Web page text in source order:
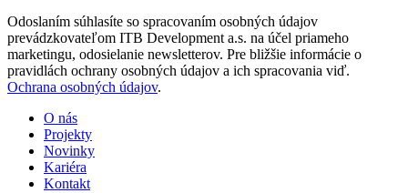
Odoslaním súhlasíte so spracovaním osobných údajov
prevádzkovateľom ITB Development a.s. na účel priameho
marketingu, odosielanie newsletterov. Pre bližšie informácie o
pravidlách ochrany osobných údajov a ich spracovania viď.
Ochrana osobných údajov.
O nás
Projekty
Novinky
Kariéra
Kontakt